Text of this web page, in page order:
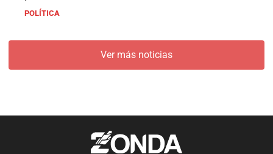
POLÍTICA
Ver más noticias